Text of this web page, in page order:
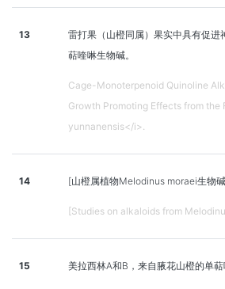
13
雷打果（山橙同属）果实中具有促进
萜喹啉生物碱。
Cage-Monoterpenoid Quinoline
Growth Promoting Effects from
yunnanensis</i>.
14 [山橙属植物Melodinus moraei生物碱
[Studies on alkaloids from
15 美拉西林A和B，来自腋花山橙的单萜